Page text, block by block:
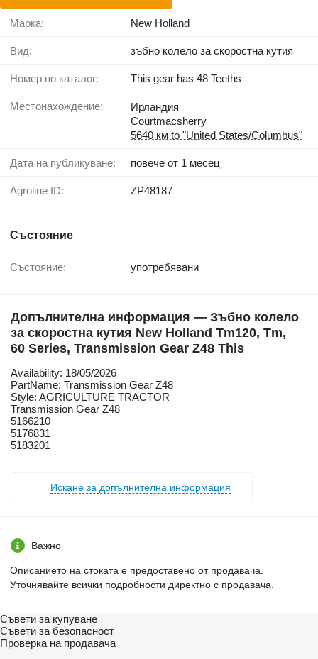
Марка: New Holland
Вид: зъбно колело за скоростна кутия
Номер по каталог: This gear has 48 Teeths
Местонахождение:
Ирландия
Courtmacsherry
5640 км to "United States/Columbus"
Дата на публикуване: повече от 1 месец
Agroline ID: ZP48187
Състояние
Състояние: употребявани
Допълнителна информация — Зъбно колело
за скоростна кутия New Holland Tm120, Tm,
60 Series, Transmission Gear Z48 This
Availability: 18/05/2026
PartName: Transmission Gear Z48
Style: AGRICULTURE TRACTOR
Transmission Gear Z48
5166210
5176831
5183201
Искане за допълнителна информация
Важно
Описанието на стоката е предоставено от продавача.
Уточнявайте всички подробности директно с продавача.
Съвети за купуване
Съвети за безопасност
Проверка на продавача